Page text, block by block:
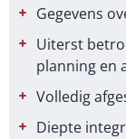
Gegevens
Uiterst
planning en
Volledig
Diepte